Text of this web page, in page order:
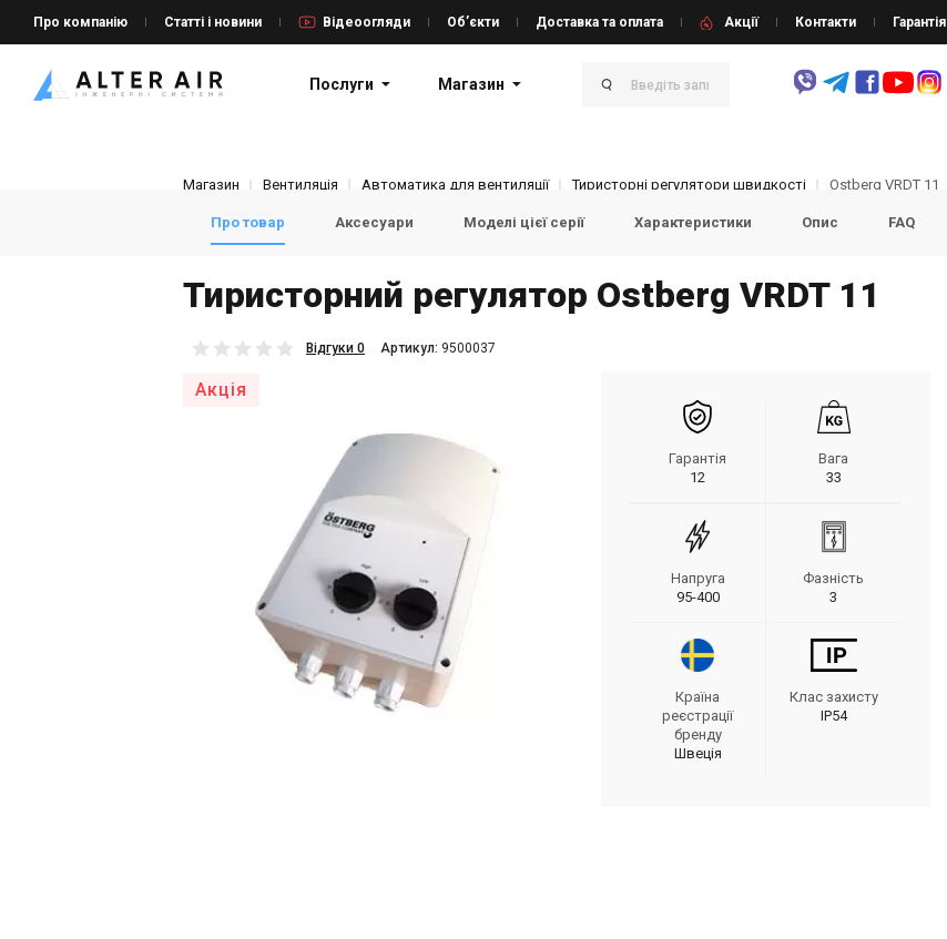
Про компанію Статті і новини Відеоогляди Об’єкти Доставка та оплата Акції Контакти Гарантія
Послуги Магазин
Магазин Вентиляція Автоматика для вентиляції Тиристорні регулятори швидкості Ostberg VRDT 11
Про товар Аксесуари Моделі цієї серії Характеристики Опис FAQ
Тиристорний регулятор Ostberg VRDT 11
Відгуки 0 Aртикул: 9500037
Акція
Гарантія
12
Вага
33
Напруга
95-400
Фазність
3
Країна
реєстрації
бренду
Швеція
Клас захисту
IP54